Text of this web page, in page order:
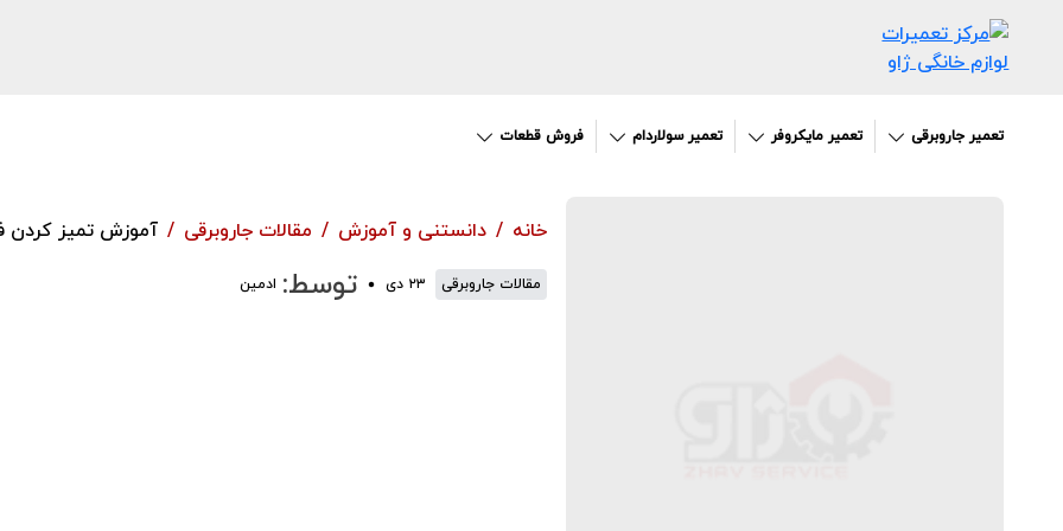
تعمیر جاروبرقی تعمیر مایکروفر تعمیر سولاردام فروش قطعات
خانه دانستنی و آموزش مقالات جاروبرقی آموزش تمیز کردن
مقالات جاروبرقی ۲۳ دی توسط: ادمین